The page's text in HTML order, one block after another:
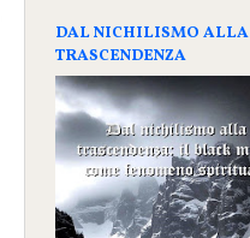
DAL NICHILISMO ALLA
TRASCENDENZA